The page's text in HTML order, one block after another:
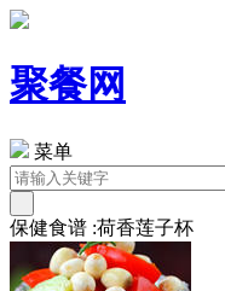
聚餐网
菜单
保健食谱 :荷香莲子杯